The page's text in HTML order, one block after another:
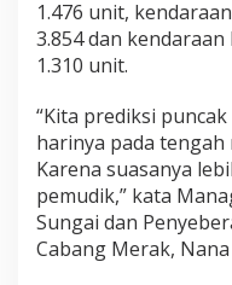
1.476 unit,
3.854 dan
1.310 unit.
“Kita prediksi
harinya pada
Karena suasanya
pemudik,” kata
Sungai dan
Cabang Merak,